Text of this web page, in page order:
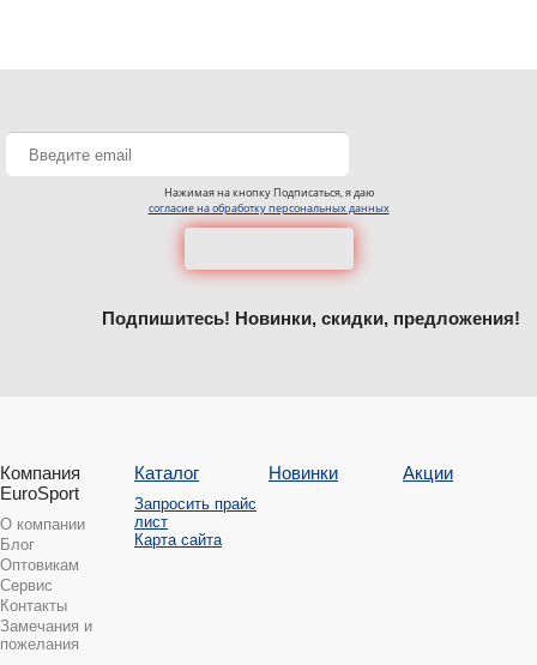
Нажимая на кнопку Подписаться, я даю
согласие на обработку персональных данных
Подпишитесь! Новинки, скидки, предложения!
Компания
EuroSport
О компании
Блог
Оптовикам
Сервис
Контакты
Замечания и
пожелания
Каталог
Запросить прайс
лист
Карта сайта
Новинки Акции